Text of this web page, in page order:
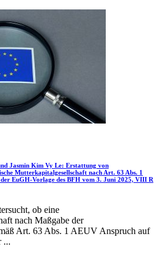
Jasmin Kim Vy Le: Erstattung von
Mutterkapitalgesellschaft nach Art. 63 Abs. 1
EuGH-Vorlage des BFH vom 3. Juni 2025, VIII R
ob eine
nach Maßgabe der
Art. 63 Abs. 1 AEUV Anspruch auf
...